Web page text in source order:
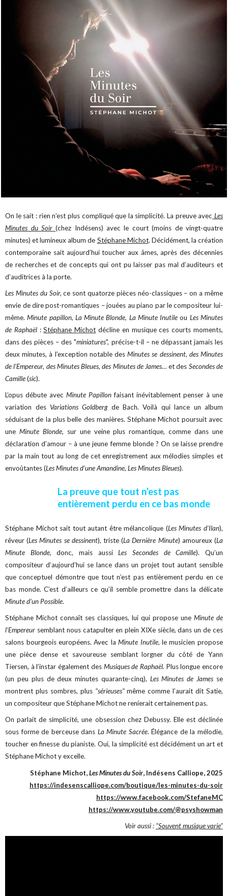
On le sait : rien n’est plus compliqué que la simplicité. La preuve avec Les
Minutes du Soir(chez Indésens) avec le court (moins de vingt-quatre
minutes) et lumineux album de Stéphane Michot. Décidément, la création
contemporaine sait aujourd’hui toucher aux âmes, après des décennies
de recherches et de concepts qui ont pu laisser pas mal d’auditeurs et
d’auditrices à la porte.
Les Minutes du Soir,ce sont quatorze pièces néo-classiques – on a même
envie de dire post-romantiques – jouées au piano par le compositeur lui-
même. Minute papillon, La Minute Blonde, La Minute Inutileou Les Minutes
de Raphaël :Stéphane Michot décline en musique ces courts moments,
dans des pièces – des "miniatures", précise-t-il – ne dépassant jamais les
deux minutes, à l’exception notable desMinutes se dessinent, des Minutes
de l’Empereur, des Minutes Bleues, des Minutes de James… et des Secondes de
Camille(sic).
L’opus débute avecMinute Papillon faisant inévitablement penser à une
variation des Variations Goldberg de Bach. Voilà qui lance un album
séduisant de la plus belle des manières. Stéphane Michot poursuit avec
une Minute Blonde, sur une veine plus romantique, comme dans une
déclaration d’amour – à une jeune femme blonde ? On se laisse prendre
par la main tout au long de cet enregistrement aux mélodies simples et
envoûtantes (Les Minutes d’une Amandine, Les Minutes Bleues).
La preuve que tout n’est pas
entièrement perdu en ce bas monde
Stéphane Michot sait tout autant être mélancolique (Les Minutes d’Ilan),
rêveur (Les Minutes se dessinent), triste (La Dernière Minute) amoureux (La
Minute Blonde, donc, mais aussiLes Secondes de Camille). Qu’un
compositeur d’aujourd’hui se lance dans un projet tout autant sensible
que conceptuel démontre que tout n’est pas entièrement perdu en ce
bas monde. C’est d’ailleurs ce qu’il semble promettre dans la délicate
Minute d’un Possible.
Stéphane Michot connaît ses classiques, lui qui propose une Minute de
l’Empereur semblant nous catapulter en plein XIXe siècle, dans un de ces
salons bourgeois européens. Avec laMinute Inutile, le musicien propose
une pièce dense et savoureuse semblant lorgner du côté de Yann
Tiersen, à l’instar également des Musiques de Raphaël. Plus longue encore
(un peu plus de deux minutes quarante-cinq), Les Minutes de James se
montrent plus sombres, plus "sérieuses"même comme l’aurait dit Satie,
un compositeur que Stéphane Michot ne renierait certainement pas.
On parlait de simplicité, une obsession chez Debussy. Elle est déclinée
sous forme de berceuse dans La Minute Sacrée. Élégance de la mélodie,
toucher en finesse du pianiste. Oui, la simplicité est décidément un art et
Stéphane Michot y excelle.
Stéphane Michot,Les Minutes du Soir, Indésens Calliope, 2025
https://indesenscalliope.com/boutique/les-minutes-du-soir
https://www.facebook.com/StefaneMC
https://www.youtube.com/@psyshowman
Voir aussi : "Souvent musique varie"